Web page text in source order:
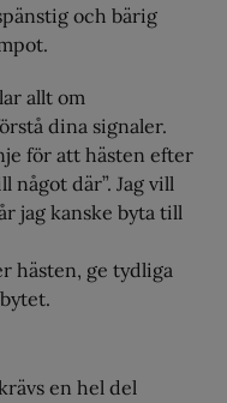
och bärig
allt om
dina signaler.
för att hästen efter
något där”. Jag vill
jag kanske byta till
hästen, ge tydliga
en hel del